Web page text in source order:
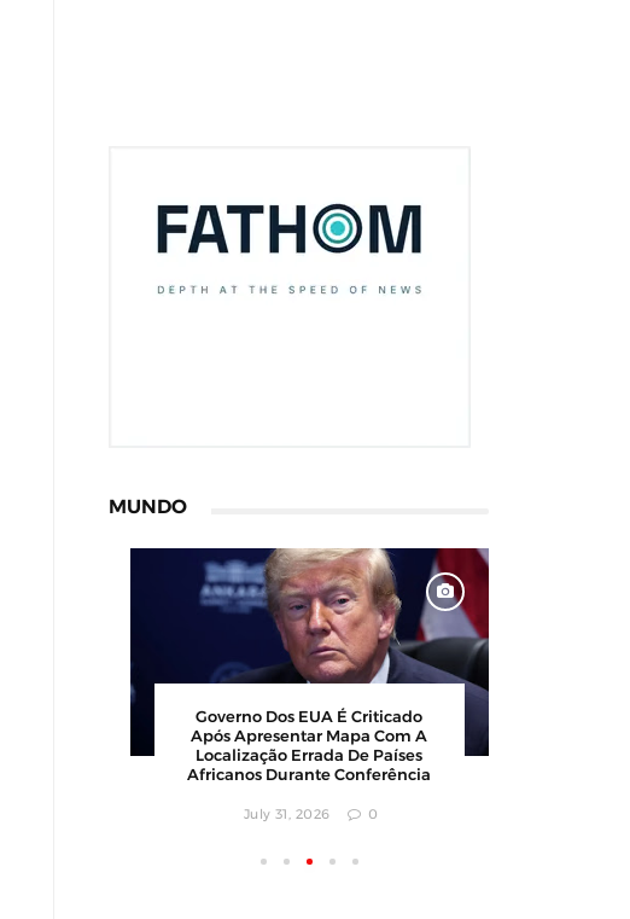
MUNDO
Governo Dos EUA É Criticado
Após Apresentar Mapa Com A
Localização Errada De Países
Africanos Durante Conferência
July 31, 2026 0